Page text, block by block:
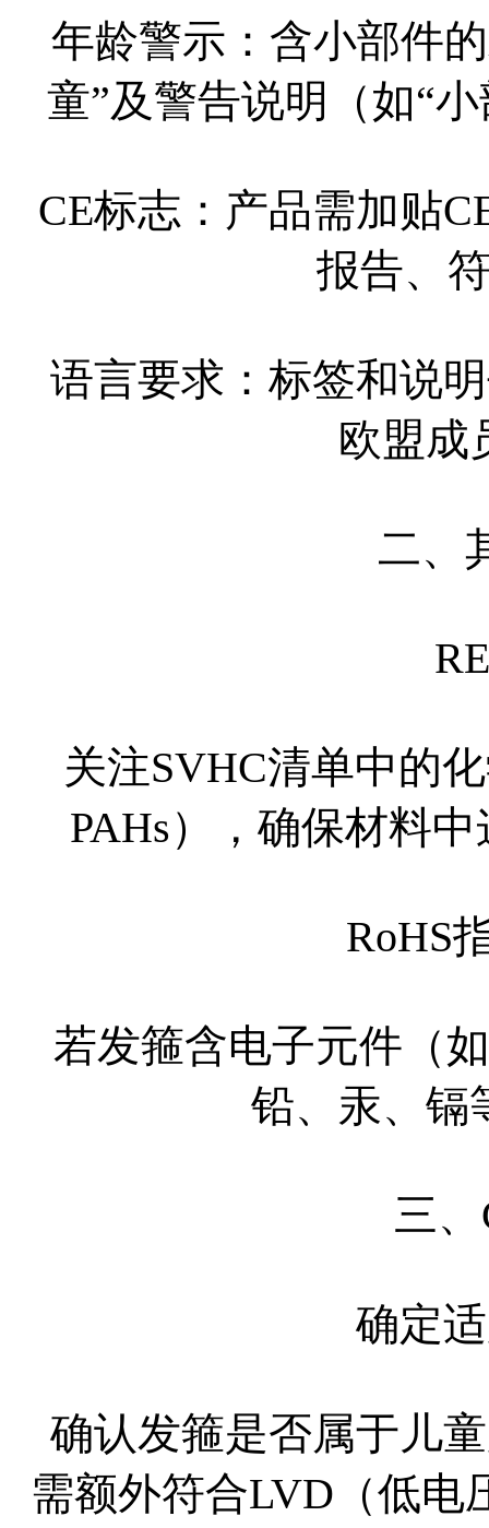
年龄警示：含小部件
童”及警告说明（如“
CE标志：产品需加贴
报告、
语言要求：标签和说
欧盟成
二、
关注SVHC清单中的
PAHs），确保材料
RoHS
若发箍含电子元件（
铅、汞、镉
三
确定
确认发箍是否属于儿
需额外符合LVD（低电